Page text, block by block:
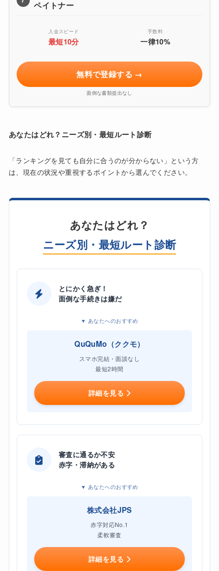
ペイトナー
入金スピード
最短10分
手数料
一律10%
無料で登録する →
面倒な書類提出なし
あなたはどれ？ニーズ別・最短ルート診断
「ランキングを見ても自分に合うのが分からない」という方
は、現在の状況や重視するポイントから選んでください。
あなたはどれ？
ニーズ別・最短ルート診断
とにかく急ぎ！
面倒な手続きは嫌だ
▼ あなたへのおすすめ
QuQuMo（ククモ）
スマホ完結・面談なし
最短2時間
詳細を見る
審査に通るか不安
赤字・滞納がある
▼ あなたへのおすすめ
株式会社JPS
赤字対応No.1
柔軟審査
詳細を見る